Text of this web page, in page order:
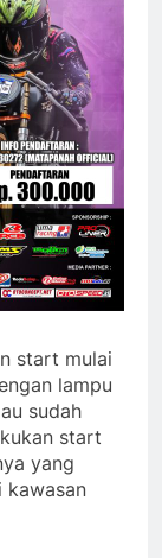
start mulai
lampu
sudah
start
yang
kawasan